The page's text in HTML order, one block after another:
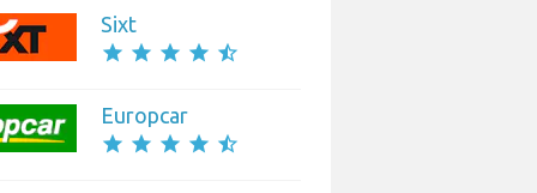
Sixt
star star star star star_half
Europcar
star star star star star_half